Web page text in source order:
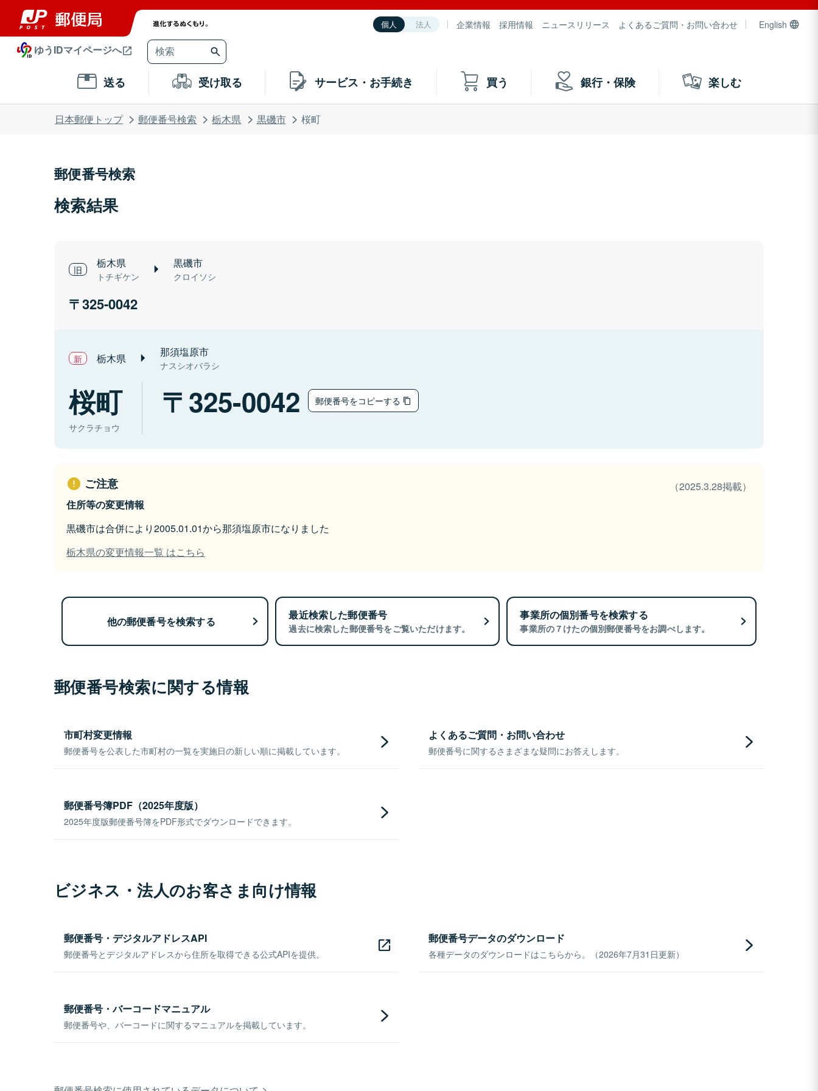
個人 法人 企業情報 採用情報 ニュースリリース よくあるご質問・お問い合わせ English
ゆうIDマイページへ
送る 受け取る サービス・お手続き 買う 銀行・保険 楽しむ
日本郵便トップ 郵便番号検索 栃木県 黒磯市 桜町
郵便番号検索
検索結果
栃木県
トチギケン
黒磯市
クロイソシ
325-0042
栃木県 那須塩原市
ナスシオバラシ
桜町
サクラチョウ
325-0042 郵便番号をコピーする
ご注意
（2025.3.28掲載）
住所等の変更情報
黒磯市は合併により2005.01.01から那須塩原市になりました
栃木県の変更情報一覧 はこちら
他の郵便番号を検索する 最近検索した郵便番号
過去に検索した郵便番号をご覧いただけます。
事業所の個別番号を検索する
事業所の７けたの個別郵便番号をお調べします。
郵便番号検索に関する情報
市町村変更情報
郵便番号を公表した市町村の一覧を実施日の新しい順に掲載しています。
よくあるご質問・お問い合わせ
郵便番号に関するさまざまな疑問にお答えします。
郵便番号簿PDF（2025年度版）
2025年度版郵便番号簿をPDF形式でダウンロードできます。
ビジネス・法人のお客さま向け情報
郵便番号・デジタルアドレスAPI
郵便番号とデジタルアドレスから住所を取得できる公式APIを提供。
郵便番号データのダウンロード
各種データのダウンロードはこちらから。（2026年7月31日更新）
郵便番号・バーコードマニュアル
郵便番号や、バーコードに関するマニュアルを掲載しています。